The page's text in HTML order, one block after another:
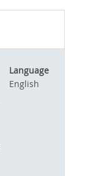
Language
English